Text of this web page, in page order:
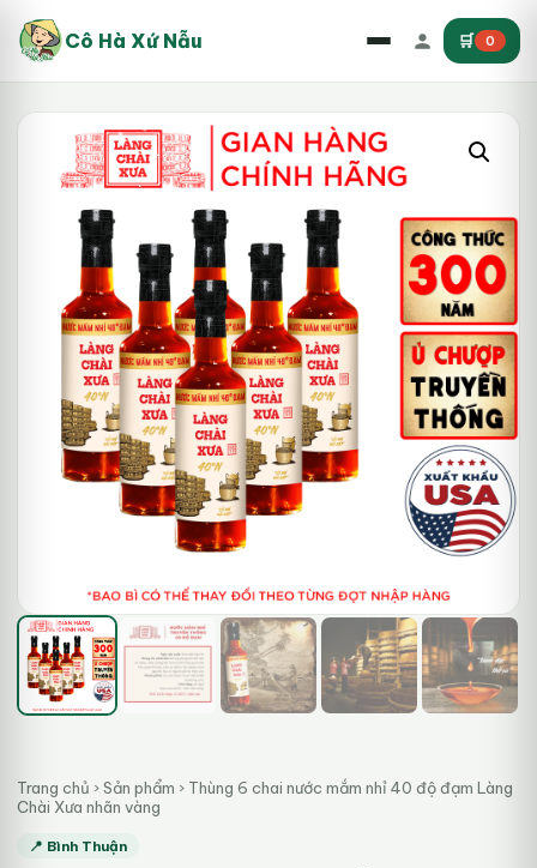
Cô Hà Xứ Nẫu 🛒 0
Trang chủ ›Sản phẩm › Thùng 6 chai nước mắm nhỉ 40 độ đạm Làng
Chài Xưa nhãn vàng
📍 Bình Thuận